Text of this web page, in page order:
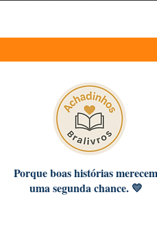
Porque boas histórias merecem
uma segunda chance. 💛